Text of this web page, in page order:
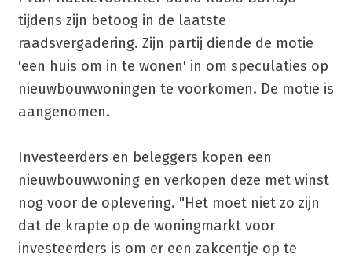
tijdens zijn betoog in de laatste
raadsvergadering. Zijn partij diende de motie
'een huis om in te wonen' in om speculaties op
nieuwbouwwoningen te voorkomen. De motie is
aangenomen.
Investeerders en beleggers kopen een
nieuwbouwwoning en verkopen deze met winst
nog voor de oplevering. "Het moet niet zo zijn
dat de krapte op de woningmarkt voor
investeerders is om er een zakcentje op te